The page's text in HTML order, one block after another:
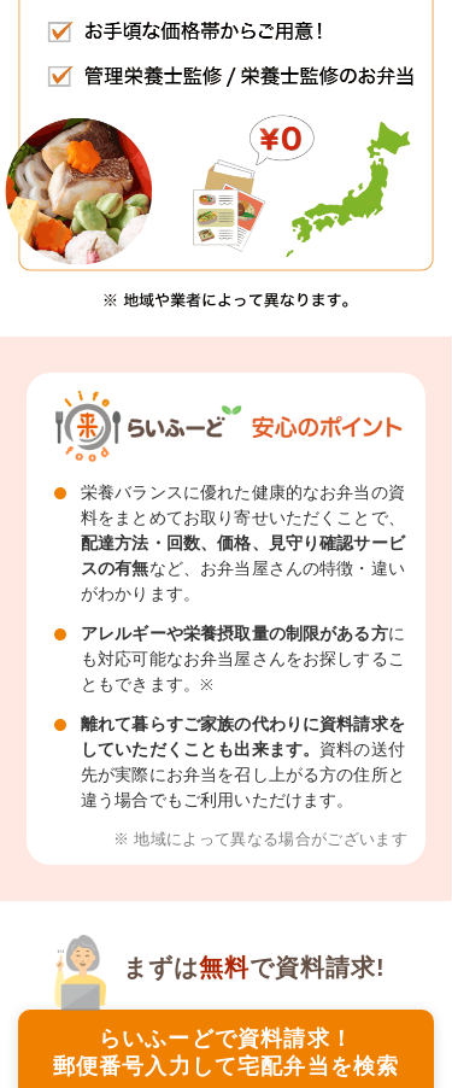
栄養バランスに優れた健康的なお弁当の資
料をまとめてお取り寄せいただくことで、
配達方法・回数、価格、見守り確認サービ
スの有無など、お弁当屋さんの特徴・違い
がわかります。
アレルギーや栄養摂取量の制限がある方に
も対応可能なお弁当屋さんをお探しするこ
ともできます。※
離れて暮らすご家族の代わりに資料請求を
していただくことも出来ます。 資料の送付
先が実際にお弁当を召し上がる方の住所と
違う場合でもご利用いただけます。
※ 地域によって異なる場合がございます
らいふーどで資料請求！
郵便番号入力して宅配弁当を検索
まずは無料で資料請求!